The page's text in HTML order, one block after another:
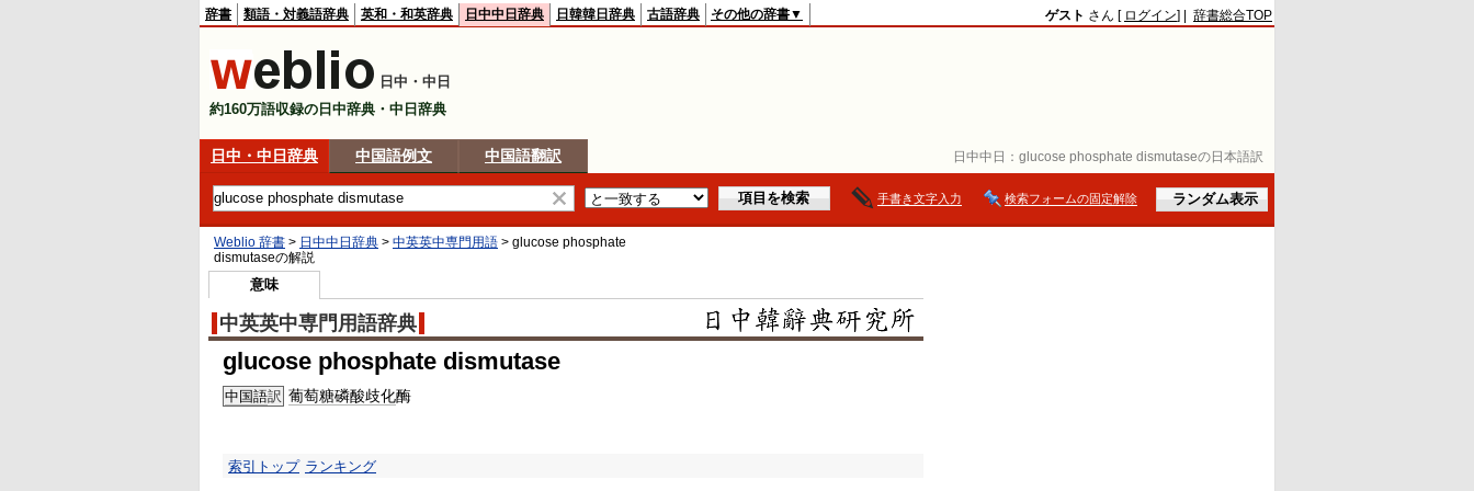
日中中日： glucose phosphate dismutaseの日本語訳
辞書 類語・対義語辞典 英和・和英辞典 日中中日辞典 日韓韓日辞典 古語辞典 その他の辞書▼ ゲスト さん [ ログイン] | 辞書総合TOP
日中・中日
約160万語収録の日中辞典・中日辞典
日中・中日辞典 中国語例文 中国語翻訳
手書き文字入力 検索フォームの固定解除
Weblio 辞書 > 日中中日辞典 > 中英英中専門用語 > glucose phosphate
dismutaseの解説
意味
中英英中専門用語辞典
glucose phosphate dismutase
中国語訳 葡萄糖磷酸歧化酶
索引トップ ランキング